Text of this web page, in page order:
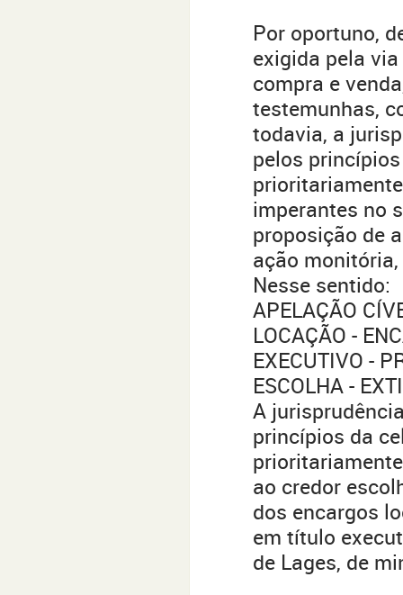
Por oportuno,
exigida pela
compra e
testemunhas,
todavia, a
pelos
imperantes no
proposição de
ação
Nesse sentido:
APELAÇÃO
LOCAÇÃO -
EXECUTIVO -
ESCOLHA -
A
princípios da
ao credor
dos encargos
em título
de Lages, de